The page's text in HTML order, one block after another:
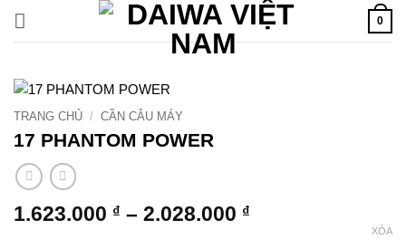
qua
0
TRANG CHỦ / CẦN CÂU MÁY
17 PHANTOM POWER
1.623.000 ₫ – 2.028.000 ₫
XÓA